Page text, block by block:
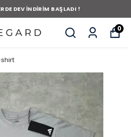
DEV İNDİRİM BAŞLADI !
0